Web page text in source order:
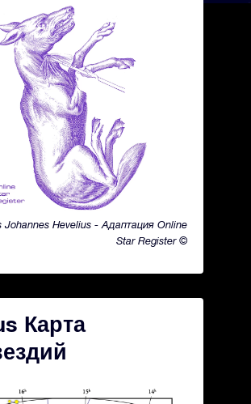
Johannes Hevelius - Адаптация Online
Star Register ©
Карта